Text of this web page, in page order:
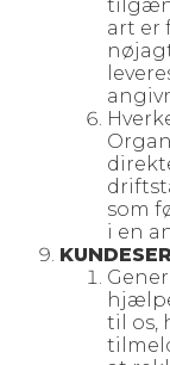
art er
som
i en
til os,